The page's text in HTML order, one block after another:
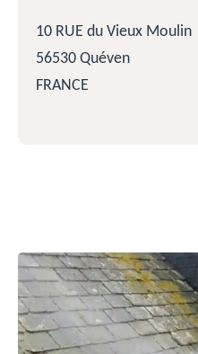
10 RUE du Vieux Moulin
56530 Quéven
FRANCE